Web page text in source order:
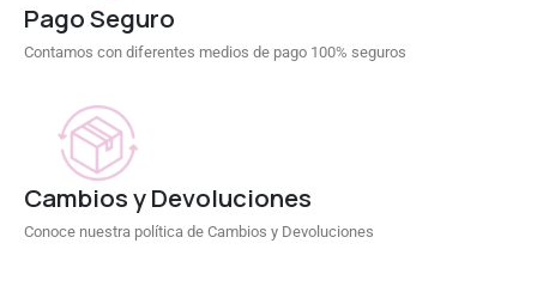
Pago Seguro
Contamos con diferentes medios de pago 100% seguros
Cambios y Devoluciones
Conoce nuestra política de Cambios y Devoluciones